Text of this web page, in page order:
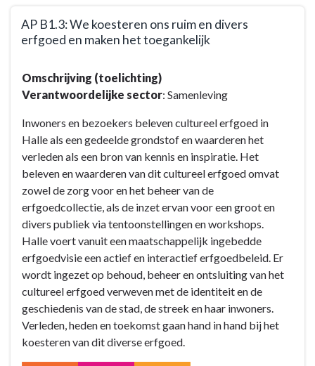
AP B1.3: We koesteren ons ruim en divers
erfgoed en maken het toegankelijk
naar
navigatie
ondernemen
Omschrijving (toelichting)
Verantwoordelijke sector: Samenleving
Inwoners en bezoekers beleven cultureel erfgoed in
Halle als een gedeelde grondstof en waarderen het
verleden als een bron van kennis en inspiratie. Het
beleven en waarderen van dit cultureel erfgoed omvat
zowel de zorg voor en het beheer van de
erfgoedcollectie, als de inzet ervan voor een groot en
divers publiek via tentoonstellingen en workshops.
Halle voert vanuit een maatschappelijk ingebedde
erfgoedvisie een actief en interactief erfgoedbeleid. Er
wordt ingezet op behoud, beheer en ontsluiting van het
cultureel erfgoed verweven met de identiteit en de
geschiedenis van de stad, de streek en haar inwoners.
Verleden, heden en toekomst gaan hand in hand bij het
koesteren van dit diverse erfgoed.